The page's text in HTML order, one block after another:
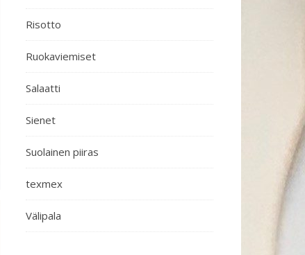
Risotto
Ruokaviemiset
Salaatti
Sienet
Suolainen piiras
texmex
Välipala